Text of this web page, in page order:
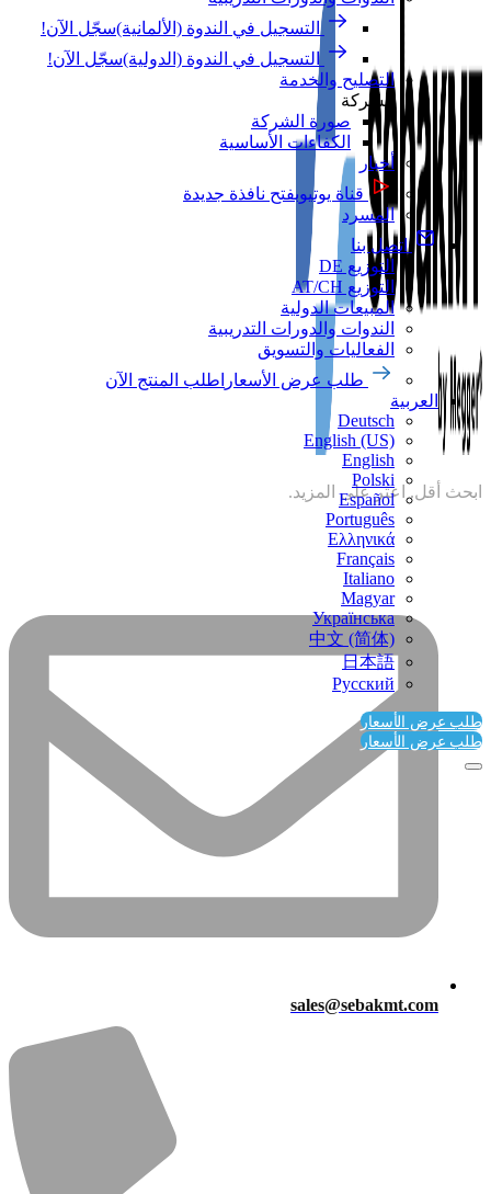
التسجيل في الندوة (الألمانية)سجّل الآن!
التسجيل في الندوة (الدولية)سجّل الآن!
التصليح والخدمة
الشركة
صورة الشركة
الكفاءات الأساسية
أخبار
قناة يوتيوبفتح نافذة جديدة
المسرد
اتصل بنا
التوزيع DE
التوزيع AT/CH
المبيعات الدولية
الندوات والدورات التدريبية
الفعاليات والتسويق
طلب عرض الأسعاراطلب المنتج الآن
العربية‏
Deutsch
English (US)
English
Polski
Español
Português
Ελληνικά
Français
Italiano
Magyar
Українська
中文 (简体)
日本語
Русский
طلب عرض الأسعار
طلب عرض الأسعار
ابحث أقل. اعثر على المزيد.
sales@sebakmt.com